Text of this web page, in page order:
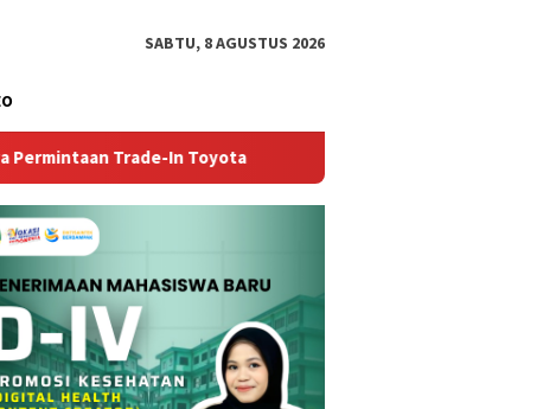
SABTU, 8 AGUSTUS 2026
In Toyota Unismuh Makassar Perkuat Jejaring Akademik